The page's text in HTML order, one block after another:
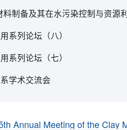
制备及其在水污染控制与资源
系列论坛（八）
系列论坛（七）
学术交流会
五届全国矿物材料学术与技
土壤科学与植物营养及肥料
于组织召开2024中国非金属矿